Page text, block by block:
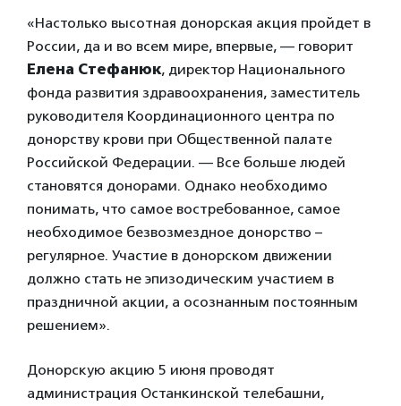
«Настолько высотная донорская акция пройдет в
России, да и во всем мире, впервые, — говорит
Елена Стефанюк, директор Национального
фонда развития здравоохранения, заместитель
руководителя Координационного центра по
донорству крови при Общественной палате
Российской Федерации. — Все больше людей
становятся донорами. Однако необходимо
понимать, что самое востребованное, самое
необходимое безвозмездное донорство –
регулярное. Участие в донорском движении
должно стать не эпизодическим участием в
праздничной акции, а осознанным постоянным
решением».
Донорскую акцию 5 июня проводят
администрация Останкинской телебашни,